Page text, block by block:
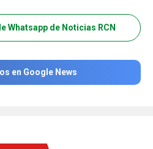
Whatsapp de Noticias RCN
en Google News